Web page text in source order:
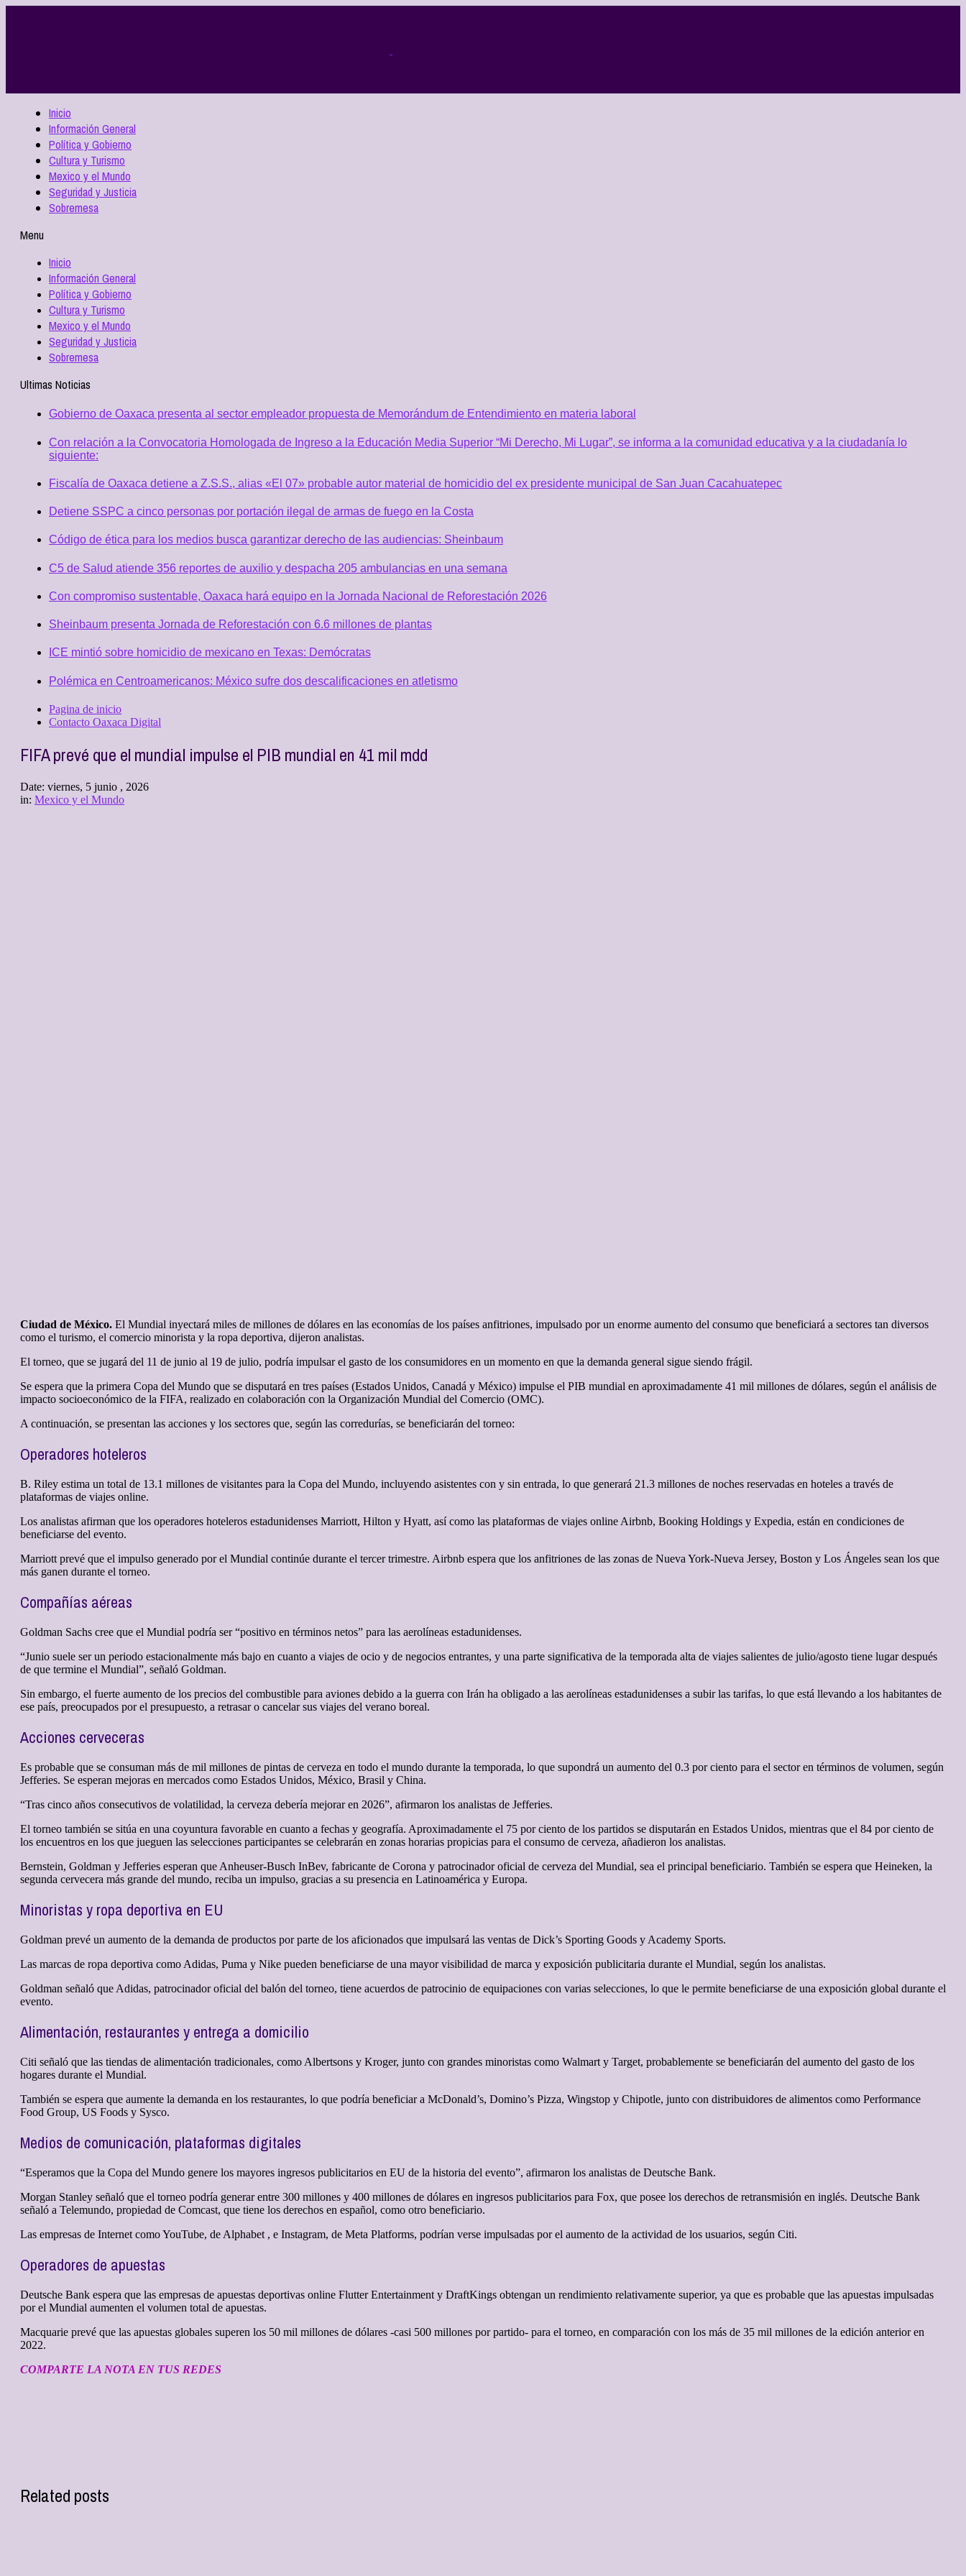
Inicio
Información General
Política y Gobierno
Cultura y Turismo
Mexico y el Mundo
Seguridad y Justicia
Sobremesa
Menu
Inicio
Información General
Política y Gobierno
Cultura y Turismo
Mexico y el Mundo
Seguridad y Justicia
Sobremesa
Ultimas Noticias
Gobierno de Oaxaca presenta al sector empleador propuesta de Memorándum de Entendimiento en materia laboral
Con relación a la Convocatoria Homologada de Ingreso a la Educación Media Superior “Mi Derecho, Mi Lugar”, se informa a la comunidad educativa y a la ciudadanía lo
siguiente:
Fiscalía de Oaxaca detiene a Z.S.S., alias «El 07» probable autor material de homicidio del ex presidente municipal de San Juan Cacahuatepec
Detiene SSPC a cinco personas por portación ilegal de armas de fuego en la Costa
Código de ética para los medios busca garantizar derecho de las audiencias: Sheinbaum
C5 de Salud atiende 356 reportes de auxilio y despacha 205 ambulancias en una semana
Con compromiso sustentable, Oaxaca hará equipo en la Jornada Nacional de Reforestación 2026
Sheinbaum presenta Jornada de Reforestación con 6.6 millones de plantas
ICE mintió sobre homicidio de mexicano en Texas: Demócratas
Polémica en Centroamericanos: México sufre dos descalificaciones en atletismo
Pagina de inicio
Contacto Oaxaca Digital
FIFA prevé que el mundial impulse el PIB mundial en 41 mil mdd
Date: viernes, 5 junio , 2026
in: Mexico y el Mundo
Ciudad de México. El Mundial inyectará miles de millones de dólares en las economías de los países anfitriones, impulsado por un enorme aumento del consumo que beneficiará a sectores tan diversos
como el turismo, el comercio minorista y la ropa deportiva, dijeron analistas.
El torneo, que se jugará del 11 de junio al 19 de julio, podría impulsar el gasto de los consumidores en un momento en que la demanda general sigue siendo frágil.
Se espera que la primera Copa del Mundo que se disputará en tres países (Estados Unidos, Canadá y México) impulse el PIB mundial en aproximadamente 41 mil millones de dólares, según el análisis de
impacto socioeconómico de la FIFA, realizado en colaboración con la Organización Mundial del Comercio (OMC).
A continuación, se presentan las acciones y los sectores que, según las corredurías, se beneficiarán del torneo:
Operadores hoteleros
B. Riley estima un total de 13.1 millones de visitantes para la Copa del Mundo, incluyendo asistentes con y sin entrada, lo que generará 21.3 millones de noches reservadas en hoteles a través de
plataformas de viajes online.
Los analistas afirman que los operadores hoteleros estadunidenses Marriott, Hilton y Hyatt, así como las plataformas de viajes online Airbnb, Booking Holdings y Expedia, están en condiciones de
beneficiarse del evento.
Marriott prevé que el impulso generado por ⁠el Mundial continúe durante el tercer trimestre. Airbnb espera que los anfitriones de las zonas de Nueva York-Nueva Jersey, Boston y Los Ángeles ⁠sean los que
más ganen durante el torneo.
Compañías aéreas
Goldman Sachs cree que el Mundial podría ser “positivo en términos netos” para las aerolíneas estadunidenses.
“Junio suele ser un periodo estacionalmente más bajo en cuanto a viajes de ocio y de negocios entrantes, y una parte significativa de la temporada alta de viajes salientes de julio/agosto tiene lugar después
de que termine el Mundial”, señaló Goldman.
Sin embargo, el fuerte aumento de los precios del combustible para aviones debido a la guerra con Irán ha obligado a las aerolíneas estadunidenses a subir las tarifas, lo que está llevando a los habitantes de
ese país, preocupados por el presupuesto, a retrasar o cancelar sus viajes del verano boreal.
Acciones cerveceras
Es probable que se consuman más de mil millones de pintas de cerveza en todo el mundo durante la temporada, lo que supondrá un aumento del 0.3 por ciento para el sector en términos de volumen, según
Jefferies. Se esperan mejoras en mercados como Estados Unidos, México, Brasil y China.
“Tras cinco años consecutivos de volatilidad, la cerveza debería mejorar en 2026”, afirmaron los analistas de Jefferies.
El torneo también se sitúa en una coyuntura favorable en cuanto a fechas y geografía. Aproximadamente el 75 por ciento de los partidos se disputarán en Estados Unidos, mientras que el 84 por ciento de
los encuentros en los que jueguen las selecciones participantes se celebrarán en zonas horarias propicias para el consumo de cerveza, añadieron los analistas.
Bernstein, Goldman y Jefferies esperan que Anheuser-Busch InBev, fabricante de Corona y patrocinador oficial de cerveza del Mundial, sea el principal beneficiario. También se espera que Heineken, la
segunda cervecera más grande del mundo, reciba un impulso, gracias a su presencia en Latinoamérica y Europa.
Minoristas y ropa deportiva en EU
Goldman prevé un aumento de la demanda de productos por parte de los aficionados que impulsará las ventas de Dick’s Sporting Goods y Academy Sports.
Las marcas de ropa deportiva como Adidas, Puma y Nike pueden beneficiarse de una mayor visibilidad de marca y exposición publicitaria durante el Mundial, según los analistas.
Goldman señaló que Adidas, patrocinador oficial del balón del torneo, tiene acuerdos de patrocinio de equipaciones con varias selecciones, lo que le permite beneficiarse de una exposición global durante el
evento.
Alimentación, restaurantes y entrega a domicilio
Citi señaló que las tiendas de alimentación tradicionales, como Albertsons y Kroger, junto con grandes minoristas como Walmart y Target, probablemente se beneficiarán del aumento del gasto de los
hogares durante el Mundial.
También se espera que aumente la ⁠demanda en los restaurantes, lo que podría beneficiar a McDonald’s, Domino’s Pizza, Wingstop y Chipotle, junto con distribuidores de alimentos como Performance
Food Group, US Foods y Sysco.
Medios de comunicación, plataformas digitales
“Esperamos que la Copa del Mundo genere los mayores ingresos publicitarios en EU de la historia del evento”, afirmaron los analistas de Deutsche ⁠Bank.
Morgan Stanley señaló que el torneo podría generar entre 300 millones y 400 millones de dólares en ingresos publicitarios para Fox, que posee los derechos de retransmisión en inglés. Deutsche Bank
señaló a Telemundo, propiedad de Comcast, que tiene los derechos en español, como otro beneficiario.
Las empresas de Internet como YouTube, de Alphabet , e Instagram, de Meta Platforms, podrían verse impulsadas por el aumento de la actividad de los usuarios, según Citi.
Operadores de apuestas
Deutsche Bank espera que las empresas de apuestas deportivas online Flutter Entertainment y DraftKings obtengan un rendimiento relativamente superior, ya que es probable que las apuestas impulsadas
por el Mundial aumenten el volumen total de apuestas.
Macquarie prevé que las apuestas globales superen los 50 mil millones de dólares -casi 500 millones por partido- para el torneo, en comparación con los más de 35 mil millones de la edición anterior en
2022.
COMPARTE LA NOTA EN TUS REDES
Related posts